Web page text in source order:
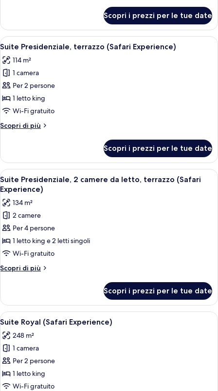
Executive
(Safari
Experience)
Scopri i prezzi per le tue date
Apri
tutte
le
foto
per
Suite
Presidenziale,
(Safari
Scena naturalistica con un
6
Suite Presidenziale, terrazzo (Safari Experience)
114 m²
1 camera
Per 2 persone
1 letto king
Wi-Fi gratuito
Scopri di più
Altri
Presidenziale,
terrazzo
(Safari
Experience)
Scopri i prezzi per le tue date
Apri
tutte
le
foto
per
Suite
Presidenziale,
2
camere
da
terrazzo
(Safari
Experience)
Un uccello appollaiato su un ramo in
6
Suite Presidenziale, 2 camere da letto, terrazzo (Safari
Experience)
134 m²
2 camere
Per 4 persone
1 letto king e 2 letti singoli
Wi-Fi gratuito
Scopri di più
Altri
Presidenziale,
camere
letto,
terrazzo
Experience)
Scopri i prezzi per le tue date
Apri
tutte
le
foto
per
Suite
Royal
Un cucciolo di leone riposa su un
8
Suite Royal (Safari Experience)
248 m²
1 camera
Per 2 persone
1 letto king
Wi-Fi gratuito